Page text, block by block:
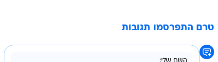
טרם התפרסמו תגובות